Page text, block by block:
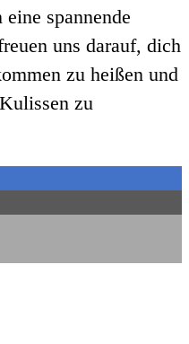
spannende
uns darauf, dich
zu heißen und
zu